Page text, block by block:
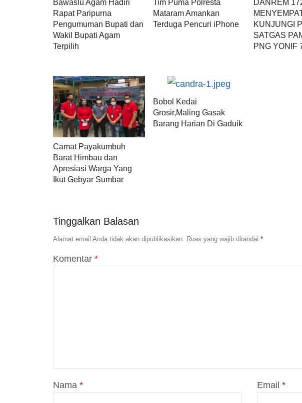
Bawaslu Agam Hadiri
Rapat Paripurna
Pengumuman Bupati dan
Wakil Bupati Agam
Terpilih
Tim Puma Polresta
Mataram Amankan
Terduga Pencuri iPhone
DANREM
KUNJUNGI
SATGAS
PNG YONIF
Camat Payakumbuh
Barat Himbau dan
Apresiasi Warga Yang
Ikut Gebyar Sumbar
Bobol Kedai
Grosir,Maling Gasak
Barang Harian Di Gaduik
Tinggalkan Balasan
Alamat email Anda tidak akan dipublikasikan. Ruas yang wajib ditandai *
Komentar *
Nama * Email*